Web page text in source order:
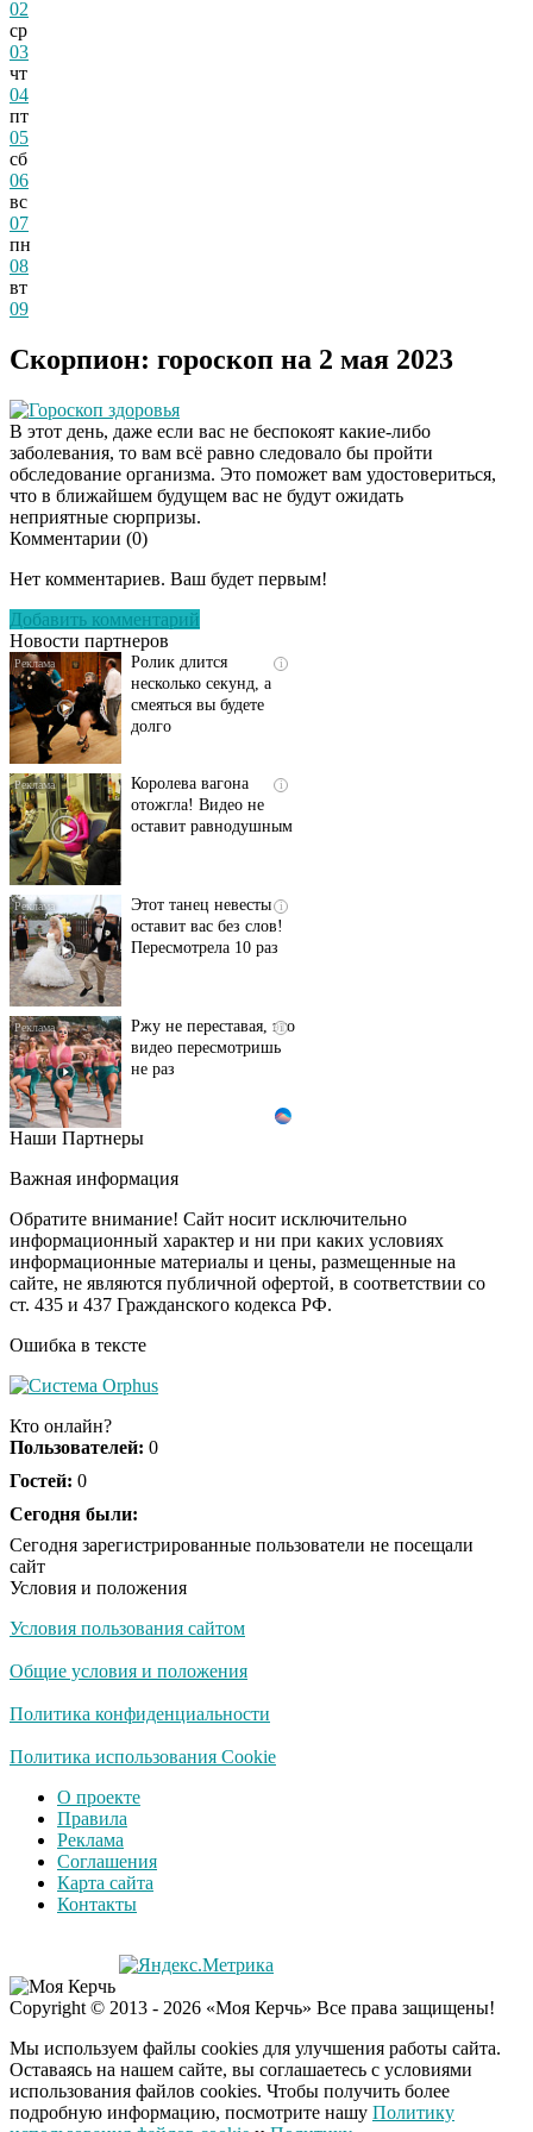
02
ср
03
чт
04
пт
05
сб
06
вс
07
пн
08
вт
09
Скорпион: гороскоп на 2 мая 2023
Гороскоп здоровья
В этот день, даже если вас не беспокоят какие-либо
заболевания, то вам всё равно следовало бы пройти
обследование организма. Это поможет вам удостовериться,
что в ближайшем будущем вас не будут ожидать
неприятные сюрпризы.
Комментарии (0)
Нет комментариев. Ваш будет первым!
Добавить комментарий
Новости партнеров
Скрытая камера на
люди вытворяют, когда
i
Ролик длится
несколько секунд, а
смеяться вы будете
долго
i
Королева вагона
отожгла! Видео не
оставит равнодушным
i
Этот танец невесты
оставит вас без слов!
Пересмотрела 10 раз
i
Ржу не переставая, это
видео пересмотришь
не раз
Ролик из Омска: вы
i
Ролик длится пару
секунд, но вы будете в
шоке от увиденного
Публичный удар
Почему в школе
больше миллиарда
Наши Партнеры
Важная информация
Обратите внимание! Сайт носит исключительно
информационный характер и ни при каких условиях
информационные материалы и цены, размещенные на
сайте, не являются публичной офертой, в соответствии со
ст. 435 и 437 Гражданского кодекса РФ.
Ошибка в тексте
Кто онлайн?
Пользователей: 0
Гостей: 0
Сегодня были:
Сегодня зарегистрированные пользователи не посещали
сайт
Условия и положения
Условия пользования сайтом
Общие условия и положения
Политика конфиденциальности
Политика использования Cookie
О проекте
Правила
Реклама
Соглашения
Карта сайта
Контакты
Copyright © 2013 - 2026 «Моя Керчь» Все права защищены!
Мы используем файлы cookies для улучшения работы сайта.
Оставаясь на нашем сайте, вы соглашаетесь с условиями
использования файлов cookies. Чтобы получить более
подробную информацию, посмотрите нашу Политику